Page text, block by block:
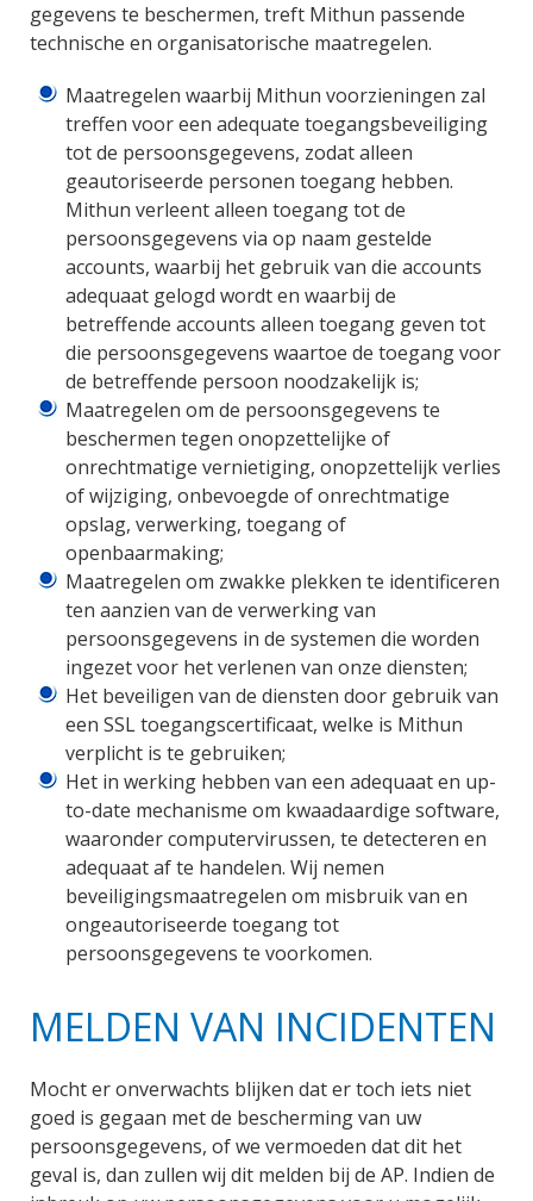
gegevens te beschermen, treft Mithun passende
technische en organisatorische maatregelen.
Maatregelen waarbij Mithun voorzieningen zal
treffen voor een adequate toegangsbeveiliging
tot de persoonsgegevens, zodat alleen
geautoriseerde personen toegang hebben.
Mithun verleent alleen toegang tot de
persoonsgegevens via op naam gestelde
accounts, waarbij het gebruik van die accounts
adequaat gelogd wordt en waarbij de
betreffende accounts alleen toegang geven tot
die persoonsgegevens waartoe de toegang voor
de betreffende persoon noodzakelijk is;
Maatregelen om de persoonsgegevens te
beschermen tegen onopzettelijke of
onrechtmatige vernietiging, onopzettelijk verlies
of wijziging, onbevoegde of onrechtmatige
opslag, verwerking, toegang of
openbaarmaking;
Maatregelen om zwakke plekken te identificeren
ten aanzien van de verwerking van
persoonsgegevens in de systemen die worden
ingezet voor het verlenen van onze diensten;
Het beveiligen van de diensten door gebruik van
een SSL toegangscertificaat, welke is Mithun
verplicht is te gebruiken;
Het in werking hebben van een adequaat en up-
to-date mechanisme om kwaadaardige software,
waaronder computervirussen, te detecteren en
adequaat af te handelen. Wij nemen
beveiligingsmaatregelen om misbruik van en
ongeautoriseerde toegang tot
persoonsgegevens te voorkomen.
MELDEN VAN INCIDENTEN
Mocht er onverwachts blijken dat er toch iets niet
goed is gegaan met de bescherming van uw
persoonsgegevens, of we vermoeden dat dit het
geval is, dan zullen wij dit melden bij de AP. Indien de